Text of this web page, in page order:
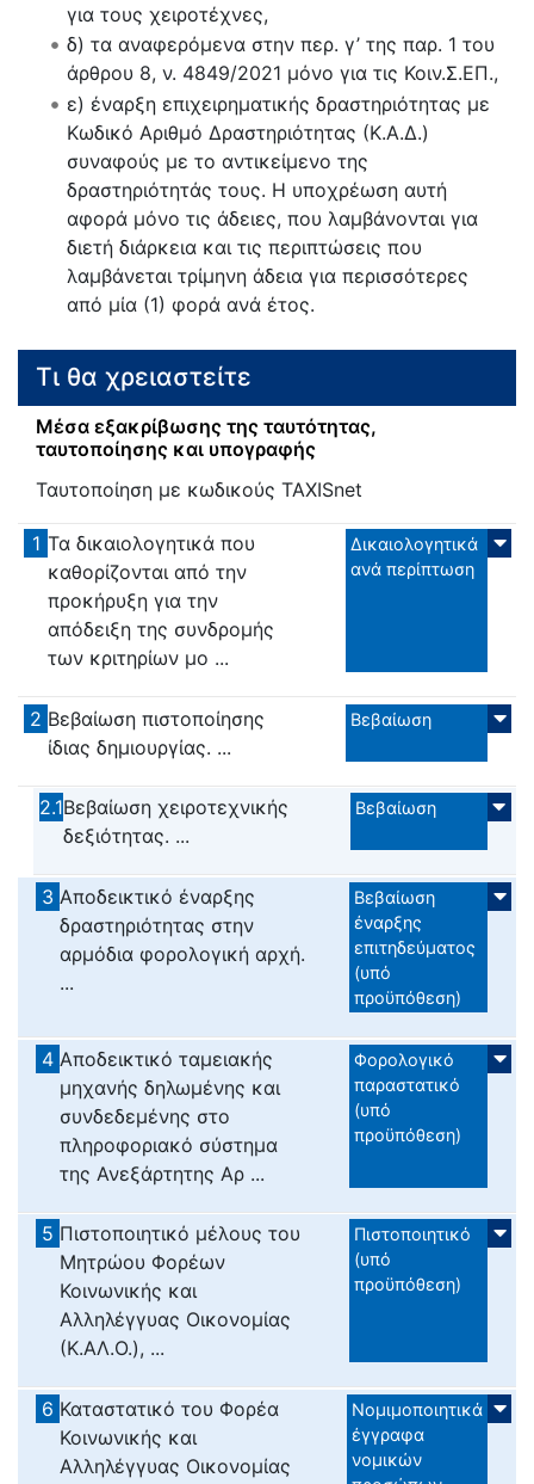
για τους χειροτέχνες,
δ) τα αναφερόμενα στην περ. γ’ της παρ. 1 του
άρθρου 8, ν. 4849/2021 μόνο για τις Κοιν.Σ.ΕΠ.,
ε) έναρξη επιχειρηματικής δραστηριότητας με
Κωδικό Αριθμό Δραστηριότητας (Κ.Α.Δ.)
συναφούς με το αντικείμενο της
δραστηριότητάς τους. Η υποχρέωση αυτή
αφορά μόνο τις άδειες, που λαμβάνονται για
διετή διάρκεια και τις περιπτώσεις που
λαμβάνεται τρίμηνη άδεια για περισσότερες
από μία (1) φορά ανά έτος.
Τι θα χρειαστείτε
Μέσα εξακρίβωσης της ταυτότητας,
ταυτοποίησης και υπογραφής
Ταυτοποίηση με κωδικούς TAXISnet
1 Τα δικαιολογητικά που
καθορίζονται από την
προκήρυξη για την
απόδειξη της συνδρομής
των κριτηρίων μο ...
Δικαιολογητικά
ανά περίπτωση
2 Βεβαίωση πιστοποίησης
ίδιας δημιουργίας. ...
Βεβαίωση
2.1Βεβαίωση χειροτεχνικής
δεξιότητας. ...
Βεβαίωση
3 Αποδεικτικό έναρξης
δραστηριότητας στην
αρμόδια φορολογική αρχή.
...
Βεβαίωση
έναρξης
επιτηδεύματος
(υπό
προϋπόθεση)
4 Αποδεικτικό ταμειακής
μηχανής δηλωμένης και
συνδεδεμένης στο
πληροφοριακό σύστημα
της Ανεξάρτητης Αρ ...
Φορολογικό
παραστατικό
(υπό
προϋπόθεση)
5 Πιστοποιητικό μέλους του
Μητρώου Φορέων
Κοινωνικής και
Αλληλέγγυας Οικονομίας
(Κ.ΑΛ.Ο.), ...
Πιστοποιητικό
(υπό
προϋπόθεση)
6 Καταστατικό του Φορέα
Κοινωνικής και
Αλληλέγγυας Οικονομίας
Νομιμοποιητικά
έγγραφα
νομικών